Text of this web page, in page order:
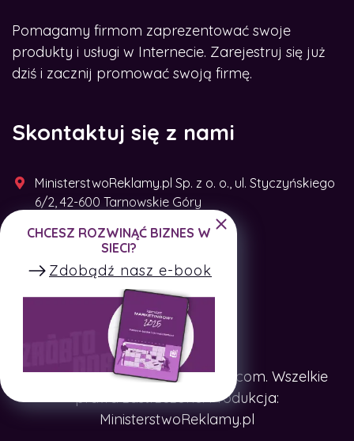
Pomagamy firmom zaprezentować swoje
produkty i usługi w Internecie. Zarejestruj się już
dziś i zacznij promować swoją firmę.
Skontaktuj się z nami
MinisterstwoReklamy.pl Sp. z o. o., ul. Styczyńskiego
6/2, 42-600 Tarnowskie Góry
+48 791 493 287
Copyright © SpotTheCompany.com. Wszelkie
prawa zastrzeżone. Produkcja:
MinisterstwoReklamy.pl
CHCESZ ROZWINĄĆ BIZNES W
SIECI?
Zdobądź nasz e-book